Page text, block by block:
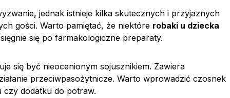
jednak istnieje kilka skutecznych i przyjaznych
gości. Warto pamiętać, że niektóre robaki u dziecka
się po farmakologiczne preparaty.
się być nieocenionym sojusznikiem. Zawiera
przeciwpasożytnicze. Warto wprowadzić czosnek
czy dodatku do potraw.